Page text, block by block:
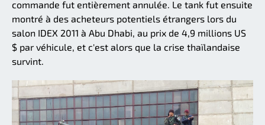
commande fut entièrement annulée. Le tank fut ensuite
montré à des acheteurs potentiels étrangers lors du
salon IDEX 2011 à Abu Dhabi, au prix de 4,9 millions US
$ par véhicule, et c'est alors que la crise thaïlandaise
survint.